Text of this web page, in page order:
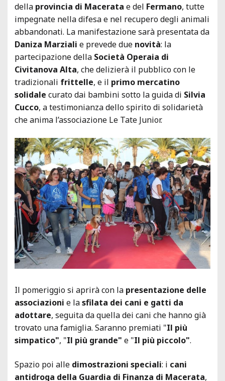
della provincia di Macerata e del Fermano, tutte
impegnate nella difesa e nel recupero degli animali
abbandonati. La manifestazione sarà presentata da
Daniza Marziali e prevede due novità: la
partecipazione della Società Operaia di
Civitanova Alta, che delizierà il pubblico con le
tradizionali frittelle, e il primo mercatino
solidale curato dai bambini sotto la guida di Silvia
Cucco, a testimonianza dello spirito di solidarietà
che anima l’associazione Le Tate Junior.
Il pomeriggio si aprirà con la presentazione delle
associazioni e lasfilata dei cani e gatti da
adottare, seguita da quella dei cani che hanno già
trovato una famiglia. Saranno premiati "Il più
simpatico", "Il più grande" e "Il più piccolo".
Spazio poi alle dimostrazioni speciali: i cani
antidroga della Guardia di Finanza di Macerata,